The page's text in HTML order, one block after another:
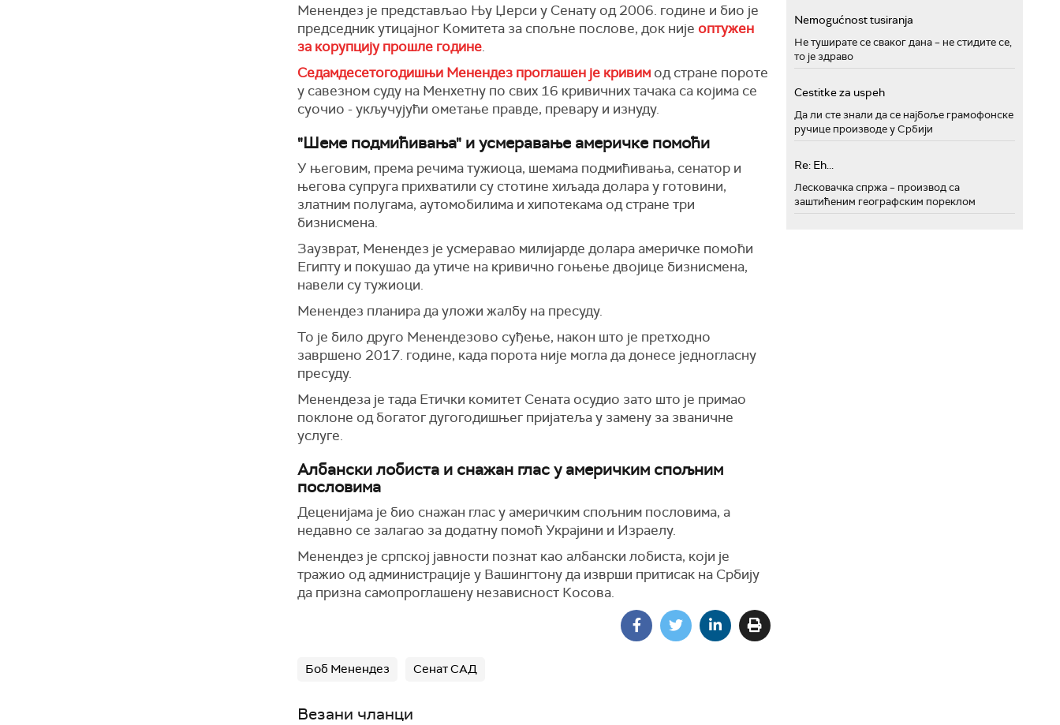
Менендез је представљао Њу Џерси у Сенату од 2006. године и био је
председник утицајног Комитета за спољне послове, док није оптужен
за корупцију прошле године.
Седамдесетогодишњи Менендез проглашен је кривим од стране пороте
у савезном суду на Менхетну по свих 16 кривичних тачака са којима се
суочио - укључујући ометање правде, превару и изнуду.
"Шеме подмићивања" и усмеравање америчке помоћи
У његовим, према речима тужиоца, шемама подмићивања, сенатор и
његова супруга прихватили су стотине хиљада долара у готовини,
златним полугама, аутомобилима и хипотекама од стране три
бизнисмена.
Заузврат, Менендез је усмеравао милијарде долара америчке помоћи
Египту и покушао да утиче на кривично гоњење двојице бизнисмена,
навели су тужиоци.
Менендез планира да уложи жалбу на пресуду.
То је било друго Менендезово суђење, након што је претходно
завршено 2017. године, када порота није могла да донесе једногласну
пресуду.
Менендеза је тада Етички комитет Сената осудио зато што је примао
поклоне од богатог дугогодишњег пријатеља у замену за званичне
услуге.
Албански лобиста и снажан глас у америчким спољним
пословима
Деценијама је био снажан глас у америчким спољним пословима, а
недавно се залагао за додатну помоћ Украјини и Израелу.
Менендез је српској јавности познат као албански лобиста, који је
тражио од администрације у Вашингтону да изврши притисак на Србију
да призна самопроглашену независност Косова.
Боб Менендез Сенат САД
Везани чланци
Nemogućnost tusiranja
Не туширате се сваког дана – не стидите се,
то је здраво
Cestitke za uspeh
Да ли сте знали да се најбоље грамофонске
ручице производе у Србији
Re: Eh...
Лесковачка спржа – производ са
заштићеним географским пореклом